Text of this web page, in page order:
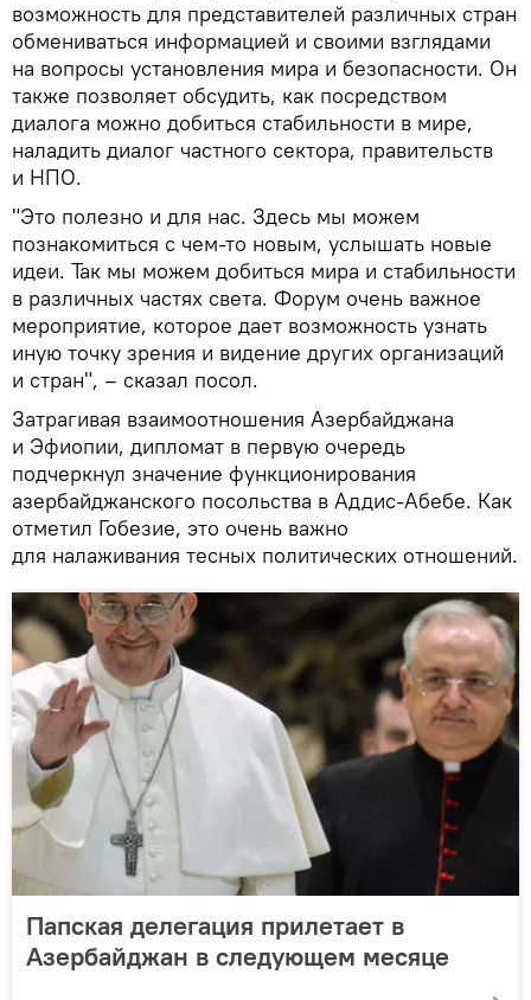
возможность для представителей различных стран
обмениваться информацией и своими взглядами
на вопросы установления мира и безопасности. Он
также позволяет обсудить, как посредством
диалога можно добиться стабильности в мире,
наладить диалог частного сектора, правительств
и НПО.
"Это полезно и для нас. Здесь мы можем
познакомиться с чем-то новым, услышать новые
идеи. Так мы можем добиться мира и стабильности
в различных частях света. Форум очень важное
мероприятие, которое дает возможность узнать
иную точку зрения и видение других организаций
и стран", – сказал посол.
Затрагивая взаимоотношения Азербайджана
и Эфиопии, дипломат в первую очередь
подчеркнул значение функционирования
азербайджанского посольства в Аддис-Абебе. Как
отметил Гобезие, это очень важно
для налаживания тесных политических отношений.
Папская делегация прилетает в
Азербайджан в следующем месяце